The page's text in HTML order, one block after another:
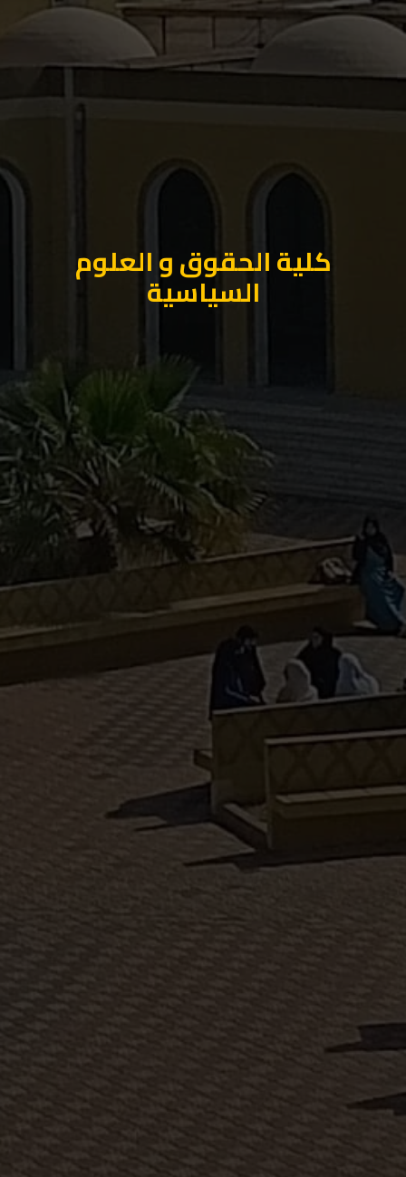
كلية الحقوق و العلوم
السياسية